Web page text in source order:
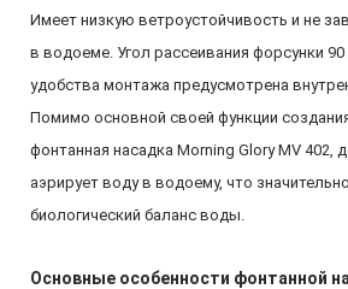
Имеет низкую ветроустойчивость и не
в водоеме. Угол рассеивания форсунки
удобства монтажа предусмотрена
Помимо основной своей функции
фонтанная насадка Morning Glory MV 402,
аэрирует воду в водоему, что
биологический баланс воды.
Основные особенности фонтанной